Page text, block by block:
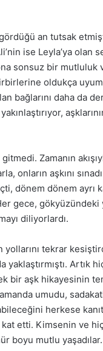
an tutsak
ise Leyla’ya
sonsuz bir
oldukça
bağlarını daha da
Zamanın
onların aşkını
dönem dönem ayrı
gece, gökyüzündeki
diliyorlardı.
tekrar
Artık
bir aşk hikayesinin
umudu,
herkese
etti. Kimsenin ve
boyu mutlu yaşadılar.